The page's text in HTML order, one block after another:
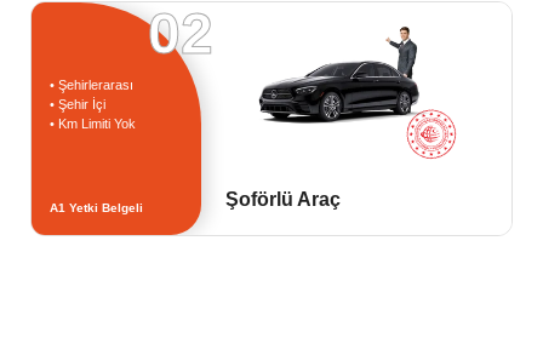
02
• Şehirlerarası
• Şehir İçi
• Km Limiti Yok
A1 Yetki Belgeli Şoförlü Araç